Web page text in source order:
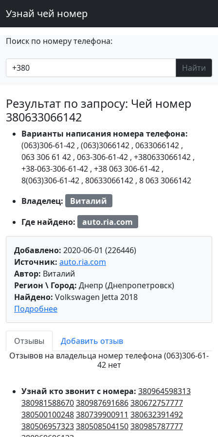
Узнай чей номер
Поиск по номеру телефона:
Найти
Результат по запросу: Чей номер
380633066142
Варианты написания номера телефона:
(063)306-61-42 , (063)3066142 , 0633066142 ,
063 306 61 42 , 063-306-61-42 , +380633066142 ,
+38-063-306-61-42 , +38 063 306-61-42 ,
8(063)306-61-42 , 80633066142 , 8 063 3066142
Владелец:
Виталий
Где найдено:
auto.ria.com
Добавлено: 2020-06-01 (226446)
Источник: auto.ria.com
Автор: Виталий
Регион \ Город: Днепр (Днепропетровск)
Найдено: Volkswagen Jetta 2018
Подробнее
Отзывы
Добавить отзыв
Отзывов на владельца номер телефона (063)306-61-
42 нет
Узнай кто звонит с номера: 380964598313
380981588670380987691686380672757777
380500100248380739900911 380632391492
380506957323380508504150380985787777